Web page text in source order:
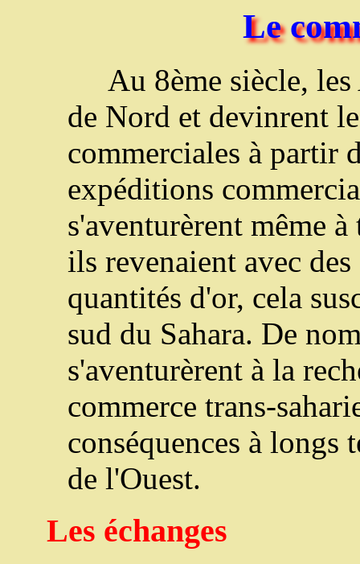
Le
Au 8ème siècle,
de Nord et devinrent
commerciales à partir
expéditions
s'aventurèrent même
ils revenaient avec
quantités d'or, cela
sud du Sahara. De
s'aventurèrent à la
commerce trans-
conséquences à
de l'Ouest.
Les échanges